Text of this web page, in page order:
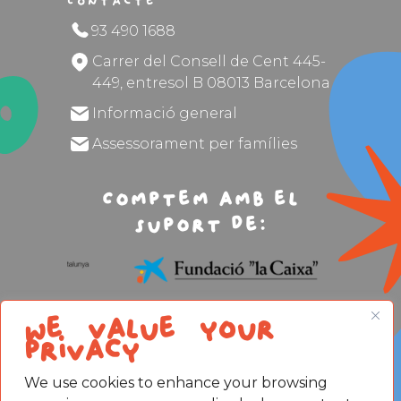
We value your
privacy
We use cookies to enhance your browsing
93 490 1688
Carrer del Consell de Cent 445-
449, entresol B 08013 Barcelona
Informació general
Assessorament per famílies
Comptem amb el
suport de:
Avís legal